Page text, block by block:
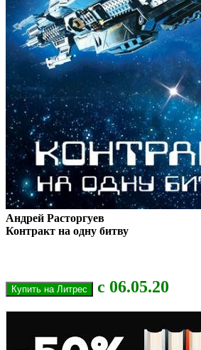
Андрей Расторгуев
Контракт на одну битву
с 06.05.20